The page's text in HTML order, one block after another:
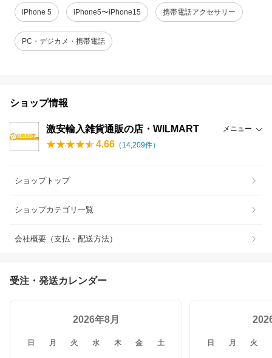
iPhone 5 iPhone5〜iPhone15 携帯電話アクセサリー
PC・デジカメ・携帯電話
ショップ情報
激安輸入雑貨通販の店・WILMART メニュー
4.66 （ 14,209件）
ショップトップ
ショップカテゴリ一覧
会社概要（支払・配送方法）
受注・発送カレンダー
2026年8月
日 月 火 水 木 金 土 日 月 火